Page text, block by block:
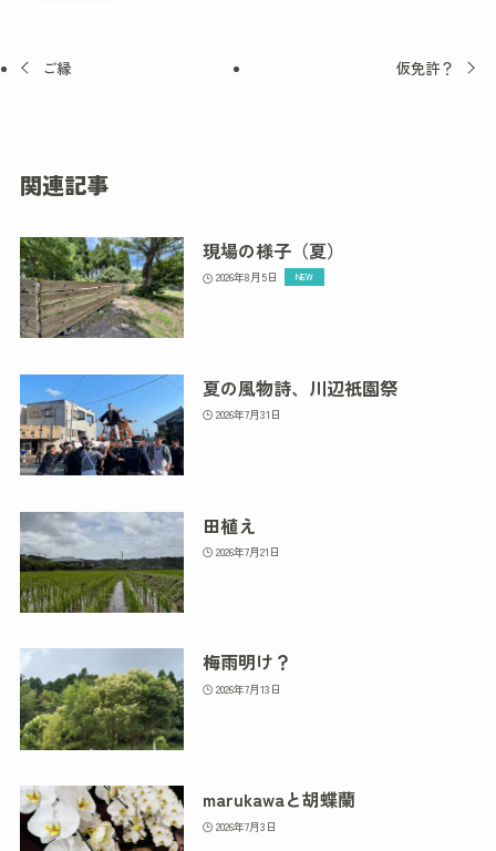
ご縁 仮免許？
関連記事
現場の様子（夏）
2026年8月5日
夏の風物詩、川辺祇園祭
2026年7月31日
田植え
2026年7月21日
梅雨明け？
2026年7月13日
marukawaと胡蝶蘭
2026年7月3日